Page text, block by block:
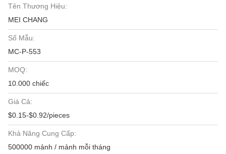
Tên Thương Hiệu:
MEI CHANG
Số Mẫu:
MC-P-553
MOQ:
10.000 chiếc
Giá Cả:
$0.15-$0.92/pieces
Khả Năng Cung Cấp:
500000 mảnh / mảnh mỗi tháng